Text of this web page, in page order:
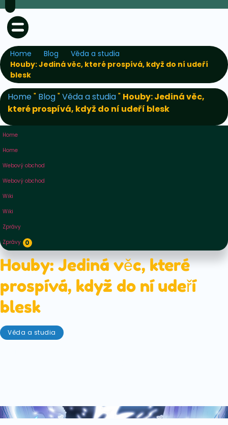
Home Blog
Věda a studia
Houby: Jediná věc, které prospívá, když do ní udeří
blesk
Home" Blog"Věda a studia" Houby: Jediná věc,
které prospívá, když do ní udeří blesk
Home
Home
Webový obchod
Webový obchod
Wiki
Wiki
Zprávy
Zprávy 0
Houby: Jediná věc, které
prospívá, když do ní udeří
blesk
Věda a studia